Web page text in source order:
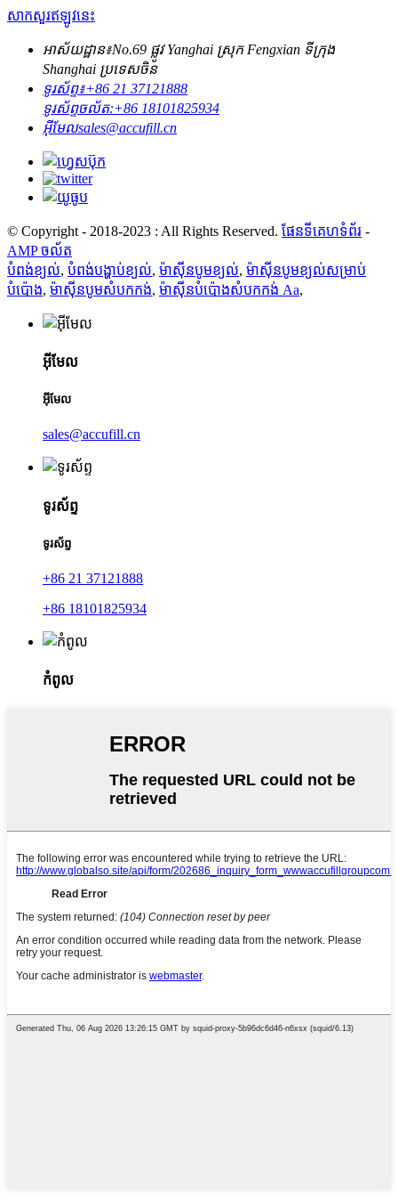
សាកសួរឥឡូវនេះ
អាស័យដ្ឋាន៖No.69 ផ្លូវ Yanghai ស្រុក Fengxian ទីក្រុង
Shanghai ប្រទេសចិន
ទូរស័ព្ទ៖+86 21 37121888
ទូរស័ព្ទចល័ត:+86 18101825934
អ៊ីមែលsales@accufill.cn
© Copyright - 2018-2023 : All Rights Reserved. ផែនទីគេហទំព័រ -
AMP ចល័ត
បំពង់ខ្យល់, បំពង់បង្ហាប់ខ្យល់, ម៉ាស៊ីនបូមខ្យល់, ម៉ាស៊ីនបូមខ្យល់សម្រាប់
បំប៉ោង, ម៉ាស៊ីនបូមសំបកកង់, ម៉ាស៊ីនបំប៉ោងសំបកកង់ Aa,
អ៊ីមែល
អ៊ីមែល
sales@accufill.cn
ទូរស័ព្ទ
ទូរស័ព្ទ
+86 21 37121888
+86 18101825934
កំពូល